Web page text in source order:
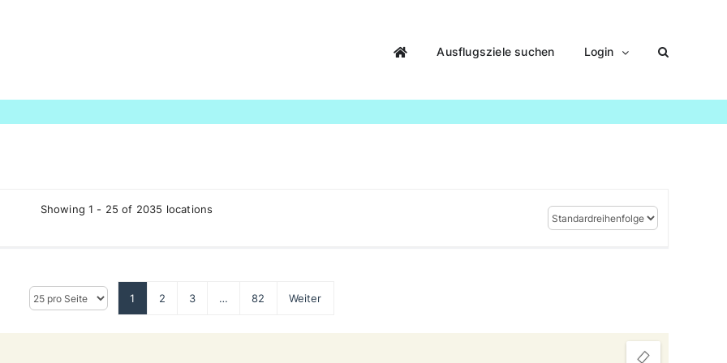
Ausflugsziele suchen Login
Showing 1 - 25 of 2035 locations
1 2 3 … 82 Weiter